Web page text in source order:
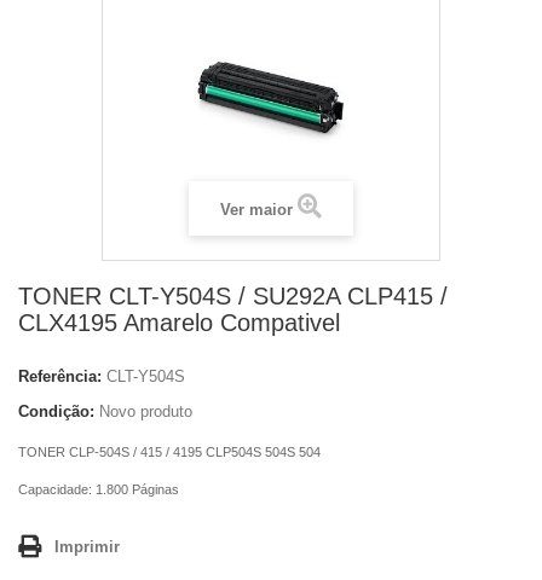
Ver maior
TONER CLT-Y504S / SU292A CLP415 /
CLX4195 Amarelo Compativel
Referência: CLT-Y504S
Condição: Novo produto
TONER CLP-504S / 415 / 4195 CLP504S 504S 504
Capacidade: 1.800 Páginas
Imprimir